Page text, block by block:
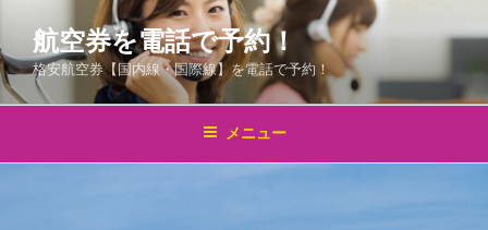
テ
ン
ス
航空券を電話で予約！
格安航空券【国内線・国際線】を電話で予約！
メニュー